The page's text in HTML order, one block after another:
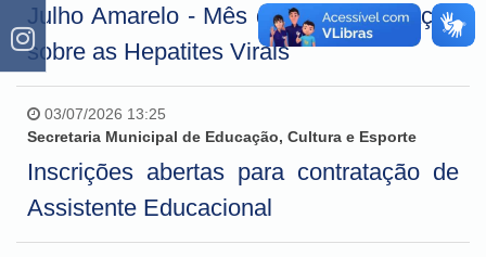
Julho Amarelo - Mês de conscientização
sobre as Hepatites Virais
03/07/2026 13:25
Secretaria Municipal de Educação, Cultura e Esporte
Inscrições abertas para contratação de
Assistente Educacional